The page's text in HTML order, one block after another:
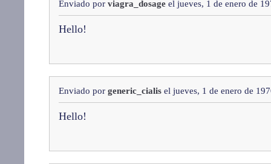
Enviado por viagra_dosage el jueves, 1 de enero de
Hello!
Enviado por generic_cialis el jueves, 1 de enero de
Hello!